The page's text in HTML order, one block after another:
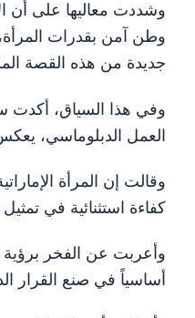
وشددت معاليها على أن
وطن آمن بقدرات المرأة،
جديدة من هذه القصة
وفي هذا السياق، أكدت
العمل الدبلوماسي،
وقالت إن المرأة
كفاءة استثنائية في
وأعربت عن الفخر برؤية
أساسياً في صنع القرار